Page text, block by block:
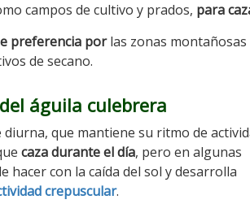
campos de cultivo y prados, para
preferencia porlas zonas montañosas
de secano.
águila culebrera
diurna, que mantiene su ritmo de
caza durante el día, pero en algunas
hacer con la caída del sol y desarrolla
crepuscular.